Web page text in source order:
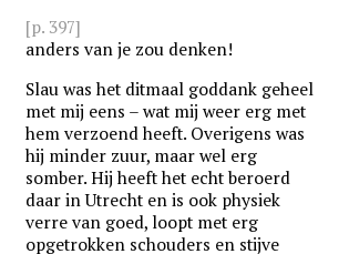
[p. 397]
anders van je zou denken!
Slau was het ditmaal goddank geheel
met mij eens – wat mij weer erg met
hem verzoend heeft. Overigens was
hij minder zuur, maar wel erg
somber. Hij heeft het echt beroerd
daar in Utrecht en is ook physiek
verre van goed, loopt met erg
opgetrokken schouders en stijve